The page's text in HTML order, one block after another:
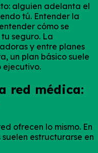
alguien adelanta el
tú. Entender la
cómo se
seguro. La
y entre planes
un plan básico suele
ejecutivo.
red médica:
ofrecen lo mismo. En
estructurarse en